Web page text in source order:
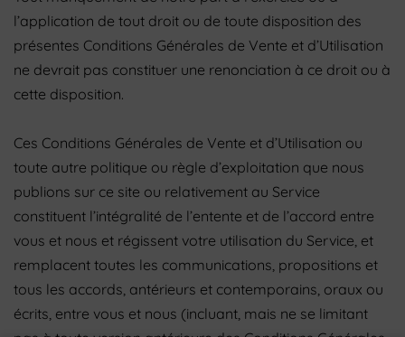
l’application de tout droit ou de toute disposition des
présentes Conditions Générales de Vente et d’Utilisation
ne devrait pas constituer une renonciation à ce droit ou à
cette disposition.
Ces Conditions Générales de Vente et d’Utilisation ou
toute autre politique ou règle d’exploitation que nous
publions sur ce site ou relativement au Service
constituent l’intégralité de l’entente et de l’accord entre
vous et nous et régissent votre utilisation du Service, et
remplacent toutes les communications, propositions et
tous les accords, antérieurs et contemporains, oraux ou
écrits, entre vous et nous (incluant, mais ne se limitant